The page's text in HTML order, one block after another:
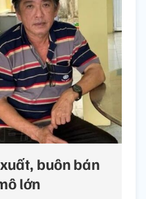
buôn bán
lớn